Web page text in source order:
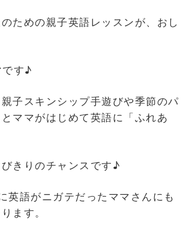
ための親子英語レッスンが、おし
です♪
子スキンシップ手遊びや季節のパ
ママがはじめて英語に「ふれあ
きりのチャンスです♪
英語がニガテだったママさんにも
ます。